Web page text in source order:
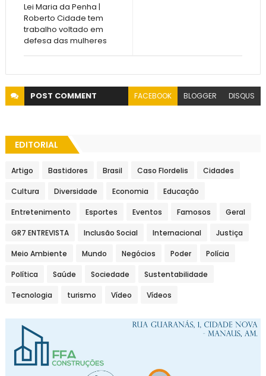
Lei Maria da Penha |
Roberto Cidade tem
trabalho voltado em
defesa das mulheres
POST COMMENT FACEBOOK BLOGGER DISQUS
EDITORIAL
Artigo Bastidores Brasil Caso Flordelis Cidades
Cultura Diversidade Economia Educação
Entretenimento Esportes Eventos Famosos Geral
GR7 ENTREVISTA Inclusão Social Internacional Justiça
Meio Ambiente Mundo Negócios Poder Polícia
Política Saúde Sociedade Sustentabilidade
Tecnologia turismo Vídeo Vídeos